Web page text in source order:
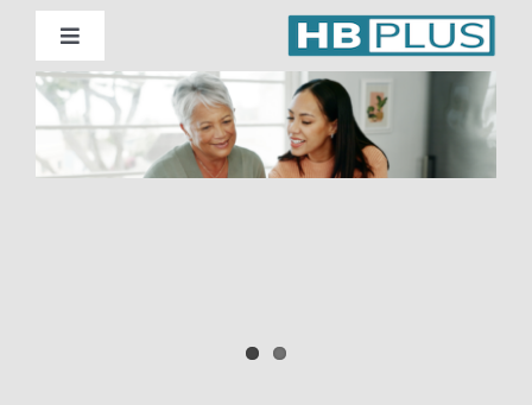
Skip
content
Toggle
Navigation
Standorte
Beratung